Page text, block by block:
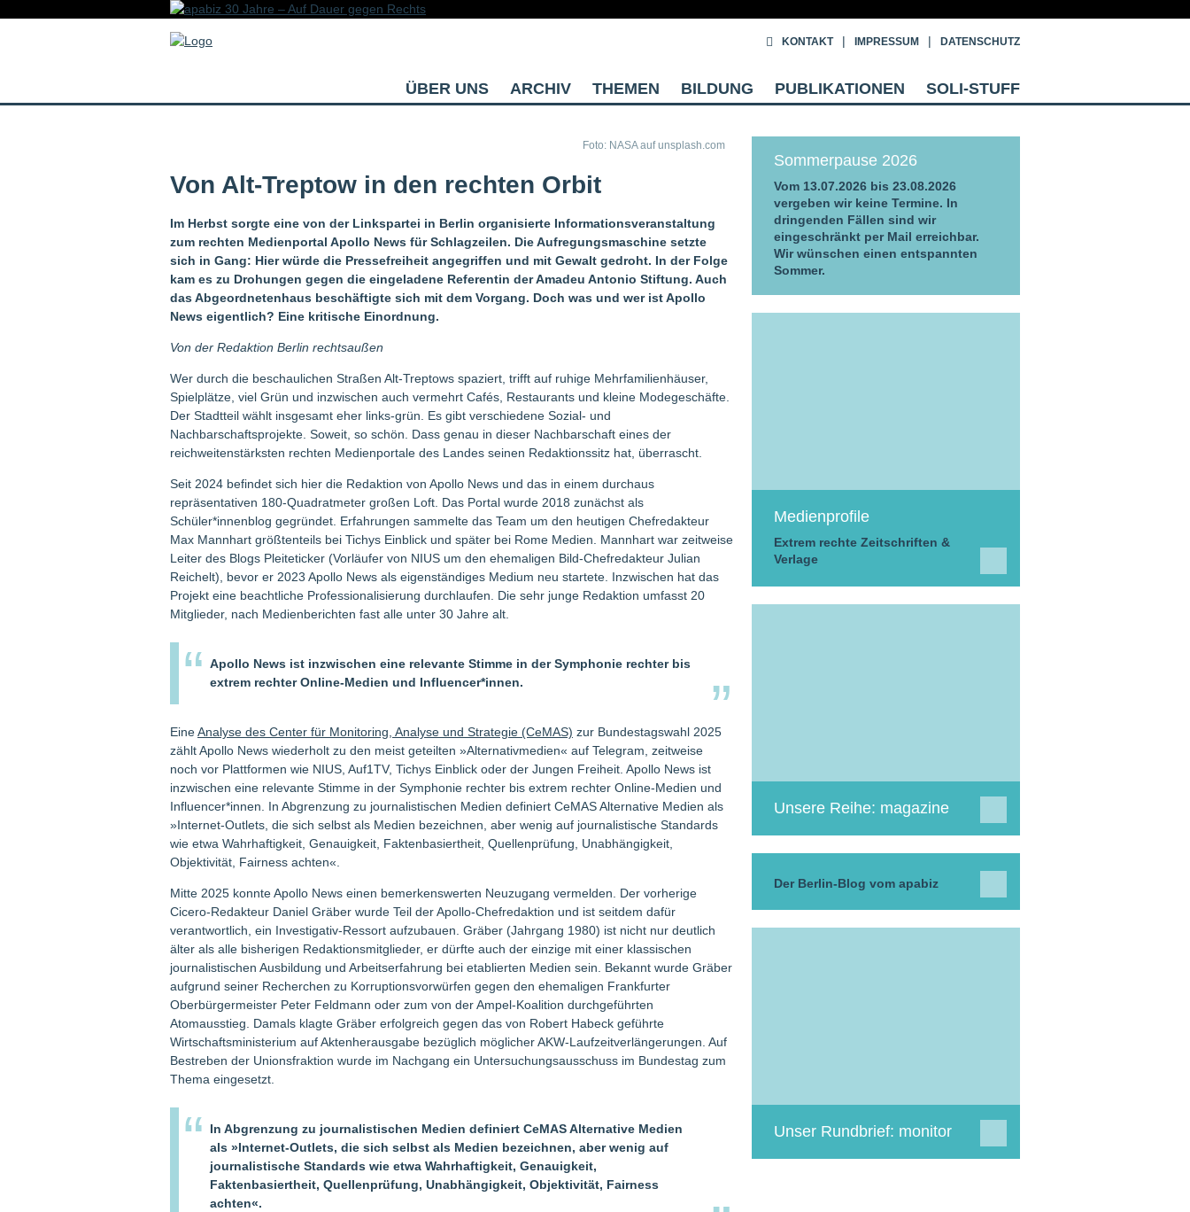
ÜBER UNS ARCHIV THEMEN BILDUNG PUBLIKATIONEN SOLI-STUFF
KONTAKT IMPRESSUM DATENSCHUTZ
Foto: NASA auf unsplash.com
Von Alt-Treptow in den rechten Orbit
Im Herbst sorgte eine von der Linkspartei in Berlin organisierte Informationsveranstaltung
zum rechten Medienportal Apollo News für Schlagzeilen. Die Aufregungsmaschine setzte
sich in Gang: Hier würde die Pressefreiheit angegriffen und mit Gewalt gedroht. In der Folge
kam es zu Drohungen gegen die eingeladene Referentin der Amadeu Antonio Stiftung. Auch
das Abgeordnetenhaus beschäftigte sich mit dem Vorgang. Doch was und wer ist Apollo
News eigentlich? Eine kritische Einordnung.
Von der Redaktion Berlin rechtsaußen
Wer durch die beschaulichen Straßen Alt-Treptows spaziert, trifft auf ruhige Mehrfamilienhäuser,
Spielplätze, viel Grün und inzwischen auch vermehrt Cafés, Restaurants und kleine Modegeschäfte.
Der Stadtteil wählt insgesamt eher links-grün. Es gibt verschiedene Sozial- und
Nachbarschaftsprojekte. Soweit, so schön. Dass genau in dieser Nachbarschaft eines der
reichweitenstärksten rechten Medienportale des Landes seinen Redaktionssitz hat, überrascht.
Seit 2024 befindet sich hier die Redaktion von Apollo News und das in einem durchaus
repräsentativen 180-Quadratmeter großen Loft. Das Portal wurde 2018 zunächst als
Schüler*innenblog gegründet. Erfahrungen sammelte das Team um den heutigen Chefredakteur
Max Mannhart größtenteils bei Tichys Einblick und später bei Rome Medien. Mannhart war zeitweise
Leiter des Blogs Pleiteticker (Vorläufer von NIUS um den ehemaligen Bild-Chefredakteur Julian
Reichelt), bevor er 2023 Apollo News als eigenständiges Medium neu startete. Inzwischen hat das
Projekt eine beachtliche Professionalisierung durchlaufen. Die sehr junge Redaktion umfasst 20
Mitglieder, nach Medienberichten fast alle unter 30 Jahre alt.
Apollo News ist inzwischen eine relevante Stimme in der Symphonie rechter bis
extrem rechter Online-Medien und Influencer*innen.
EineAnalyse des Center für Monitoring, Analyse und Strategie (CeMAS) zur Bundestagswahl 2025
zählt Apollo News wiederholt zu den meist geteilten »Alternativmedien« auf Telegram, zeitweise
noch vor Plattformen wie NIUS, Auf1TV, Tichys Einblick oder der Jungen Freiheit. Apollo News ist
inzwischen eine relevante Stimme in der Symphonie rechter bis extrem rechter Online-Medien und
Influencer*innen. In Abgrenzung zu journalistischen Medien definiert CeMAS Alternative Medien als
»Internet-Outlets, die sich selbst als Medien bezeichnen, aber wenig auf journalistische Standards
wie etwa Wahrhaftigkeit, Genauigkeit, Faktenbasiertheit, Quellenprüfung, Unabhängigkeit,
Objektivität, Fairness achten«.
Mitte 2025 konnte Apollo News einen bemerkenswerten Neuzugang vermelden. Der vorherige
Cicero-Redakteur Daniel Gräber wurde Teil der Apollo-Chefredaktion und ist seitdem dafür
verantwortlich, ein Investigativ-Ressort aufzubauen. Gräber (Jahrgang 1980) ist nicht nur deutlich
älter als alle bisherigen Redaktionsmitglieder, er dürfte auch der einzige mit einer klassischen
journalistischen Ausbildung und Arbeitserfahrung bei etablierten Medien sein. Bekannt wurde Gräber
aufgrund seiner Recherchen zu Korruptionsvorwürfen gegen den ehemaligen Frankfurter
Oberbürgermeister Peter Feldmann oder zum von der Ampel-Koalition durchgeführten
Atomausstieg. Damals klagte Gräber erfolgreich gegen das von Robert Habeck geführte
Wirtschaftsministerium auf Aktenherausgabe bezüglich möglicher AKW-Laufzeitverlängerungen. Auf
Bestreben der Unionsfraktion wurde im Nachgang ein Untersuchungsausschuss im Bundestag zum
Thema eingesetzt.
In Abgrenzung zu journalistischen Medien definiert CeMAS Alternative Medien
als »Internet-Outlets, die sich selbst als Medien bezeichnen, aber wenig auf
journalistische Standards wie etwa Wahrhaftigkeit, Genauigkeit,
Faktenbasiertheit, Quellenprüfung, Unabhängigkeit, Objektivität, Fairness
achten«.
Sommerpause 2026
Vom 13.07.2026 bis 23.08.2026
vergeben wir keine Termine. In
dringenden Fällen sind wir
eingeschränkt per Mail erreichbar.
Wir wünschen einen entspannten
Sommer.
Medienprofile
Extrem rechte Zeitschriften &
Verlage
Unsere Reihe: magazine
Der Berlin-Blog vom apabiz
Unser Rundbrief: monitor